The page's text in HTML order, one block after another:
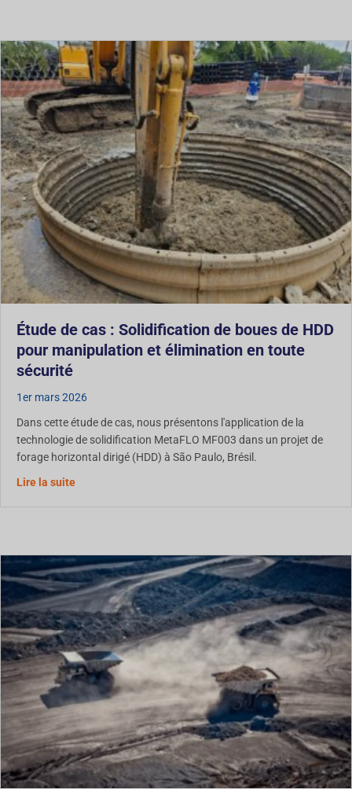
Étude de cas : Solidification de boues de HDD
pour manipulation et élimination en toute
sécurité
1er mars 2026
Dans cette étude de cas, nous présentons l'application de la
technologie de solidification MetaFLO MF003 dans un projet de
forage horizontal dirigé (HDD) à São Paulo, Brésil.
Lire la suiteÉtude de cas : Solidification des boues de HDD pour